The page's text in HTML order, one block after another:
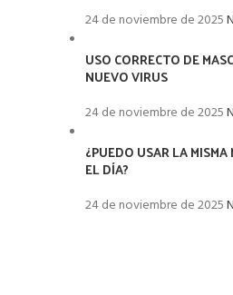
24 de noviembre de 2025
USO CORRECTO DE
NUEVO VIRUS
24 de noviembre de 2025
¿PUEDO USAR LA
EL DÍA?
24 de noviembre de 2025